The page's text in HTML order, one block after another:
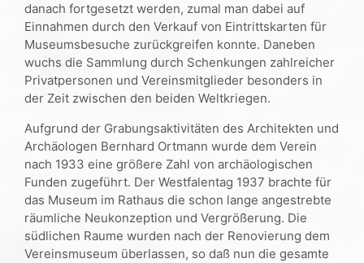
danach fortgesetzt werden, zumal man dabei auf
Einnahmen durch den Verkauf von Eintrittskarten für
Museumsbesuche zurückgreifen konnte. Daneben
wuchs die Sammlung durch Schenkungen zahlreicher
Privatpersonen und Vereinsmitglieder besonders in
der Zeit zwischen den beiden Weltkriegen.
Aufgrund der Grabungsaktivitäten des Architekten und
Archäologen Bernhard Ortmann wurde dem Verein
nach 1933 eine größere Zahl von archäologischen
Funden zugeführt. Der Westfalentag 1937 brachte für
das Museum im Rathaus die schon lange angestrebte
räumliche Neukonzeption und Vergrößerung. Die
südlichen Raume wurden nach der Renovierung dem
Vereinsmuseum überlassen, so daß nun die gesamte